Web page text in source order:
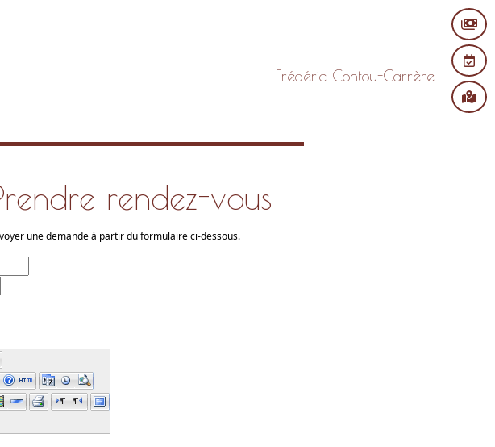
Frédéric Contou-Carrère
rendez-vous
une demande à partir du formulaire ci-dessous.